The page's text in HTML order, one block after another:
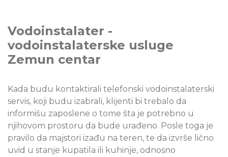
Vodoinstalater -
vodoinstalaterske usluge
Zemun centar
Kada budu kontaktirali telefonski vodoinstalaterski
servis, koji budu izabrali, klijenti bi trebalo da
informišu zaposlene o tome šta je potrebno u
njihovom prostoru da bude urađeno. Posle toga je
pravilo da majstori izađu na teren, te da izvrše lično
uvid u stanje kupatila ili kuhinje, odnosno